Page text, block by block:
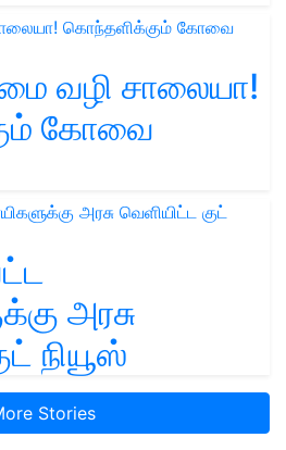
வழி சாலையா!
கோவை
அரசு
நியூஸ்
Stories